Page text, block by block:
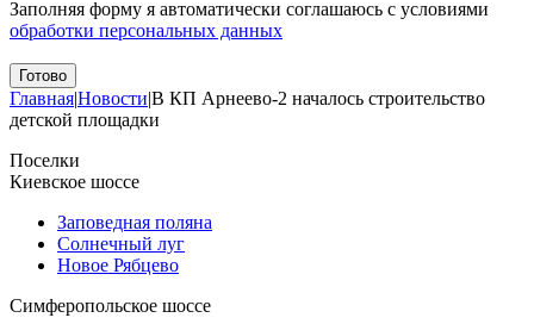
Заполняя форму я автоматически соглашаюсь с условиями
обработки персональных данных
Главная|Новости|В КП Арнеево-2 началось строительство
детской площадки
Поселки
Киевское шоссе
Заповедная поляна
Солнечный луг
Новое Рябцево
Симферопольское шоссе